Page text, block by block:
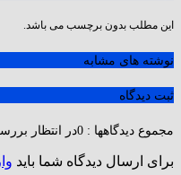
این مطلب بدون برچسب می باشد.
نوشته های مشابه
ثبت دیدگاه
مجموع دیدگاهها : 0 در انتظار
برای ارسال دیدگاه شما باید